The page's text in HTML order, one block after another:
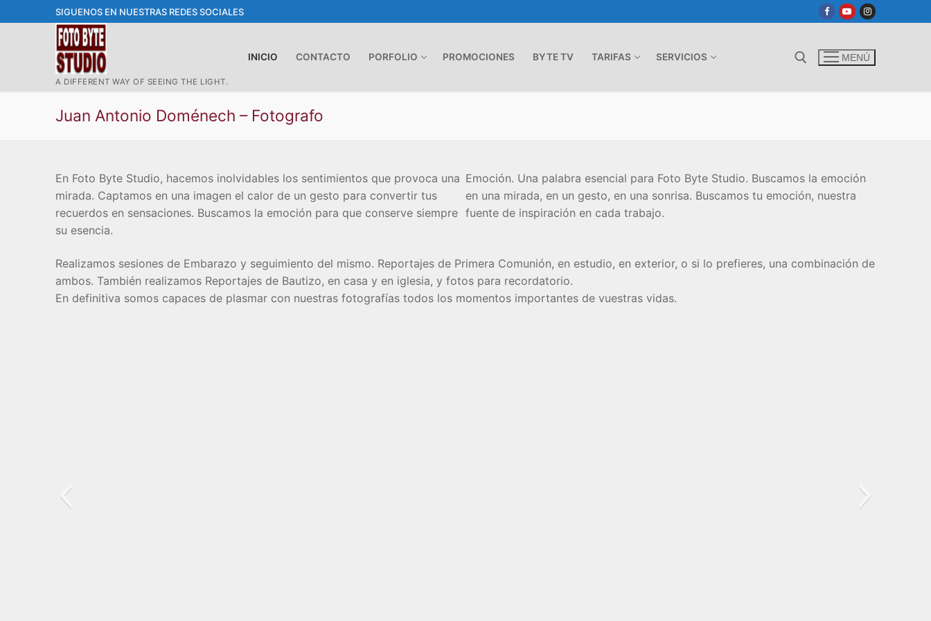
al
SIGUENOS EN NUESTRAS REDES SOCIALES
A DIFFERENT WAY OF SEEING THE LIGHT.
INICIO CONTACTO PORFOLIO PROMOCIONES BYTE TV TARIFAS SERVICIOS MENÚ
Juan Antonio Doménech – Fotografo
En Foto Byte Studio, hacemos inolvidables los sentimientos que provoca una
mirada. Captamos en una imagen el calor de un gesto para convertir tus
recuerdos en sensaciones. Buscamos la emoción para que conserve siempre
su esencia.
Emoción. Una palabra esencial para Foto Byte Studio. Buscamos la emoción
en una mirada, en un gesto, en una sonrisa. Buscamos tu emoción, nuestra
fuente de inspiración en cada trabajo.
Realizamos sesiones de Embarazo y seguimiento del mismo. Reportajes de Primera Comunión, en estudio, en exterior, o si lo prefieres, una combinación de
ambos. También realizamos Reportajes de Bautizo, en casa y en iglesia, y fotos para recordatorio.
En definitiva somos capaces de plasmar con nuestras fotografías todos los momentos importantes de vuestras vidas.